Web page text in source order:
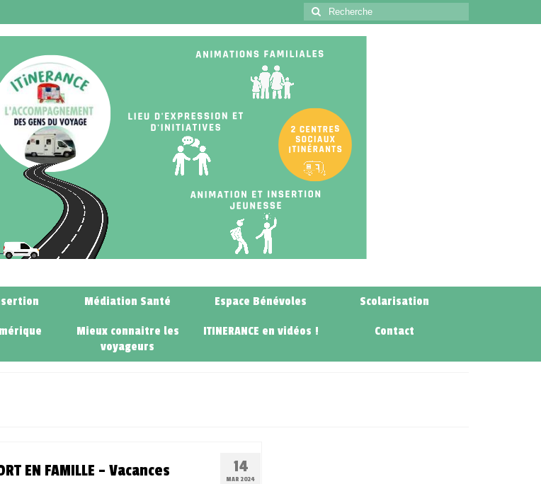
Médiation Santé Espace Bénévoles Scolarisation
Mieux connaitre les
voyageurs
ITINERANCE en vidéos ! Contact
14
MAR 2024
EN FAMILLE – Vacances